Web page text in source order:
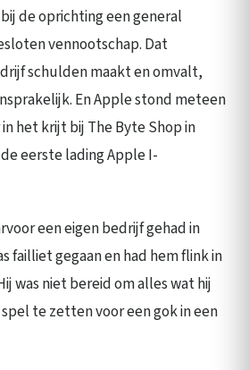
de oprichting een general
vennootschap. Dat
schulden maakt en omvalt,
En Apple stond meteen
het krijt bij The Byte Shop in
eerste lading Apple I-
een eigen bedrijf gehad in
failliet gegaan en had hem flink in
was niet bereid om alles wat hij
te zetten voor een gok in een